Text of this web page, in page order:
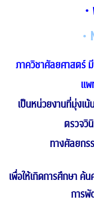
•
ภาควิชาศัลยศาสตร์
แ
เป็นหน่วยงานที่มุ่งเน้
ตรวจวิ
ทางศัลยก
เพื่อให้เกิดการศึกษา ค้
การ